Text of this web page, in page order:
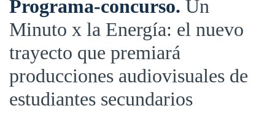
Programa-concurso Un
Minuto x la Energía: el nuevo
trayecto que premiará
producciones audiovisuales de
estudiantes secundarios